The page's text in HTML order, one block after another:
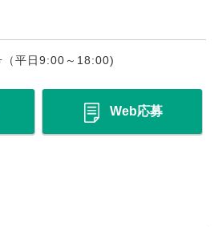
平日9:00～18:00)
Web応募